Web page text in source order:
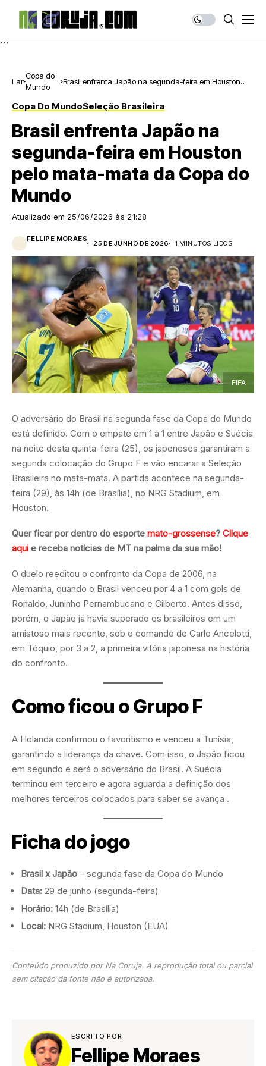
```
Lar
Copa do
Mundo
Brasil enfrenta Japão na segunda-feira em Houston
Copa Do MundoSeleção Brasileira
Brasil enfrenta Japão na
segunda-feira em Houston
pelo mata-mata da Copa do
Mundo
Atualizado em 25/06/2026 às 21:28
FELLIPE MORAES
25 DE JUNHO DE 2026 1 MINUTOS LIDOS
FIFA
O adversário do Brasil na segunda fase da Copa do Mundo
está definido. Com o empate em 1 a 1 entre Japão e Suécia
na noite desta quinta-feira (25), os japoneses garantiram a
segunda colocação do Grupo F e vão encarar a Seleção
Brasileira no mata-mata. A partida acontece na segunda-
feira (29), às 14h (de Brasília), no NRG Stadium, em
Houston.
Quer ficar por dentro do esporte mato-grossense? Clique
aqui e receba notícias de MT na palma da sua mão!
O duelo reeditou o confronto da Copa de 2006, na
Alemanha, quando o Brasil venceu por 4 a 1 com gols de
Ronaldo, Juninho Pernambucano e Gilberto. Antes disso,
porém, o Japão já havia superado os brasileiros em um
amistoso mais recente, sob o comando de Carlo Ancelotti,
em Tóquio, por 3 a 2, a primeira vitória japonesa na história
do confronto.
Como ficou o Grupo F
A Holanda confirmou o favoritismo e venceu a Tunísia,
garantindo a liderança da chave. Com isso, o Japão ficou
em segundo e será o adversário do Brasil. A Suécia
terminou em terceiro e agora aguarda a definição dos
melhores terceiros colocados para saber se avança .
Ficha do jogo
Brasil x Japão – segunda fase da Copa do Mundo
Data: 29 de junho (segunda-feira)
Horário: 14h (de Brasília)
Local: NRG Stadium, Houston (EUA)
Conteúdo produzido por Na Coruja. A reprodução total ou parcial
sem citação da fonte não é autorizada.
ESCRITO POR
Fellipe Moraes